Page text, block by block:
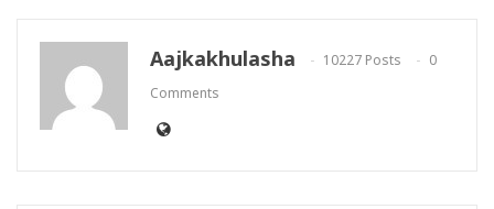
Aajkakhulasha 10227 Posts
0
Comments